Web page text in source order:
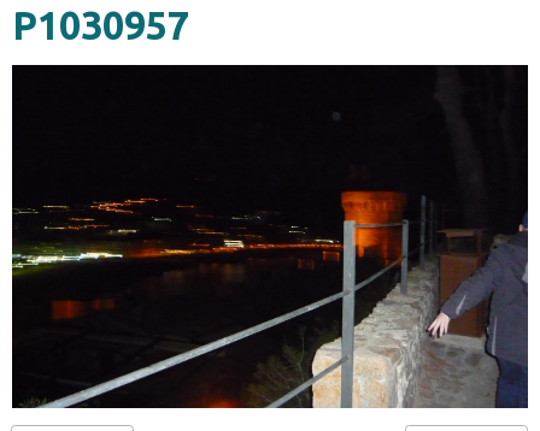
P1030957